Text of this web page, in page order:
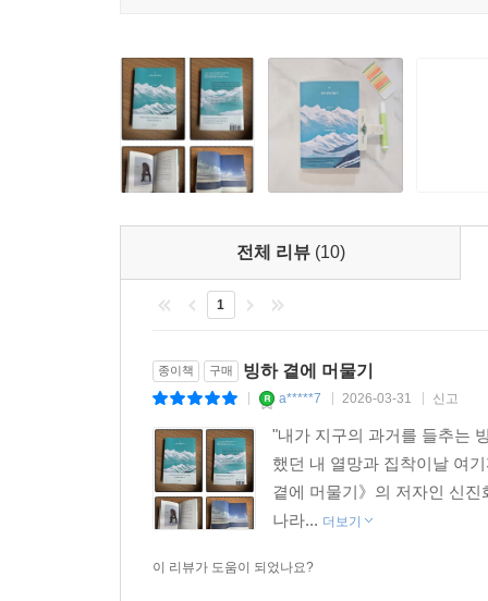
하지만 저자는 오히려 자기만의 강점에 주목하
현명하고 우아한 방식이다. 이 외에도 여성 과
현장에서 분투하며 구축한 흔들리지 않는 믿음
1965년 빙하학자 클로드 로리우스는 남극 아델
낙이었다. 어느 날 위스키에 넣을 얼음이 떨어져
로리우스는 여기서 착안해 빙하에 포집된 기체
저자는 이 낭만적이기까지 한 일화에 매료되고
말이 저자에게는 현실이었다. 그는 연구자로서
관점으로 삶을 바라보고 의미가 확장되는 순간들
전체 리뷰 (10)
1
종이책 구매 빙하 곁에 머물기
a*****7 2026-03-31 신고
"내가 지구의 과거를 들추는
했던 내 열망과 집착이날 여
곁에 머물기》의 저자인 신
나라... 더보기
이 리뷰가 도움이 되었나요?